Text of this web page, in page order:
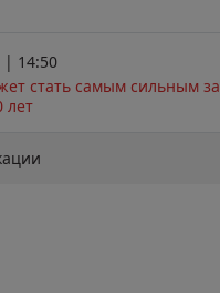
| 14:50
стать самым сильным за
лет